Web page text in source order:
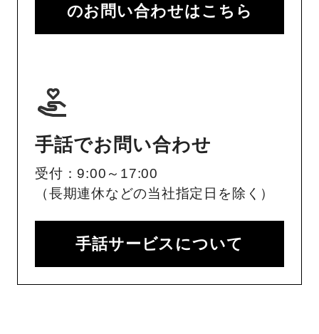
のお問い合わせはこちら
手話でお問い合わせ
受付：9:00～17:00
（長期連休などの当社指定日を除く）
手話サービスについて